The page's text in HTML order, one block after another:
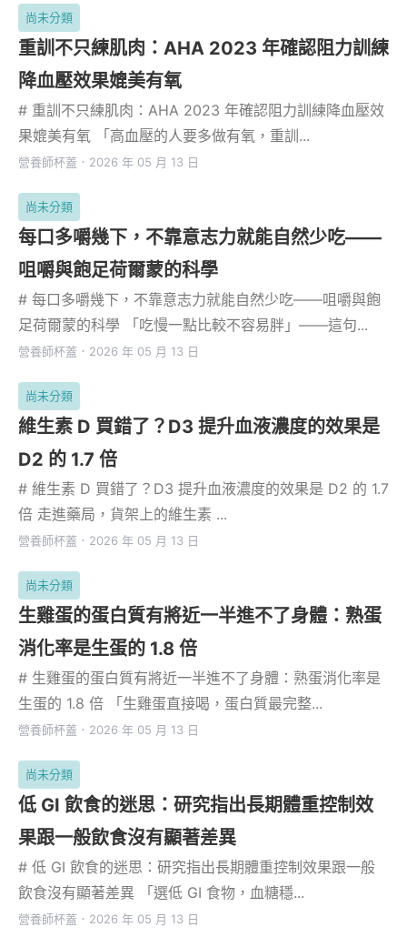
尚未分類
重訓不只練肌肉：AHA 2023 年確認阻力訓練
降血壓效果媲美有氧
# 重訓不只練肌肉：AHA 2023 年確認阻力訓練降血壓效
果媲美有氧 「高血壓的人要多做有氧，重訓...
營養師杯蓋 ． 2026 年 05 月 13 日
尚未分類
每口多嚼幾下，不靠意志力就能自然少吃——
咀嚼與飽足荷爾蒙的科學
# 每口多嚼幾下，不靠意志力就能自然少吃——咀嚼與飽
足荷爾蒙的科學 「吃慢一點比較不容易胖」——這句...
營養師杯蓋 ． 2026 年 05 月 13 日
尚未分類
維生素 D 買錯了？D3 提升血液濃度的效果是
D2 的 1.7 倍
# 維生素 D 買錯了？D3 提升血液濃度的效果是 D2 的 1.7
倍 走進藥局，貨架上的維生素 ...
營養師杯蓋 ． 2026 年 05 月 13 日
尚未分類
生雞蛋的蛋白質有將近一半進不了身體：熟蛋
消化率是生蛋的 1.8 倍
# 生雞蛋的蛋白質有將近一半進不了身體：熟蛋消化率是
生蛋的 1.8 倍 「生雞蛋直接喝，蛋白質最完整...
營養師杯蓋 ． 2026 年 05 月 13 日
尚未分類
低 GI 飲食的迷思：研究指出長期體重控制效
果跟一般飲食沒有顯著差異
# 低 GI 飲食的迷思：研究指出長期體重控制效果跟一般
飲食沒有顯著差異 「選低 GI 食物，血糖穩...
營養師杯蓋 ． 2026 年 05 月 13 日